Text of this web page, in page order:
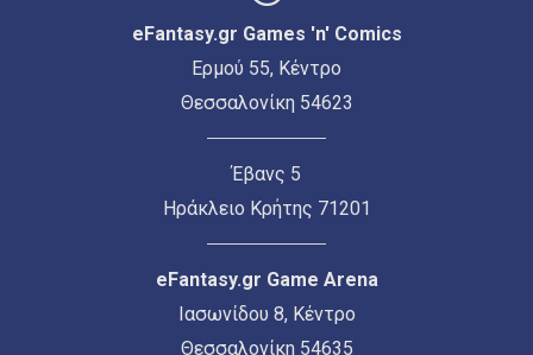
eFantasy.gr Games 'n' Comics
Ερμού 55, Κέντρο
Θεσσαλονίκη 54623
Έβανς 5
Ηράκλειο Κρήτης 71201
eFantasy.gr Game Arena
Ιασωνίδου 8, Κέντρο
Θεσσαλονίκη 54635